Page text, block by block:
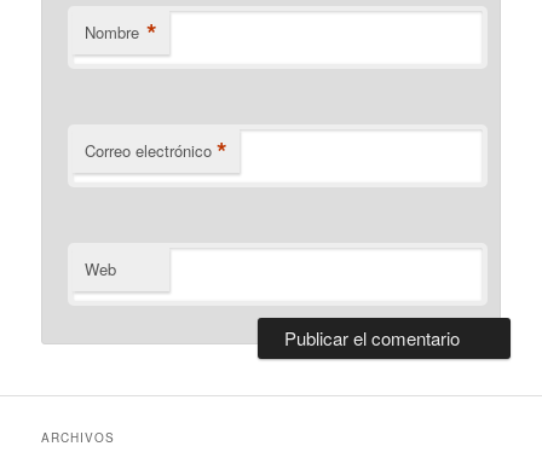
Nombre *
Correo electrónico *
Web
ARCHIVOS